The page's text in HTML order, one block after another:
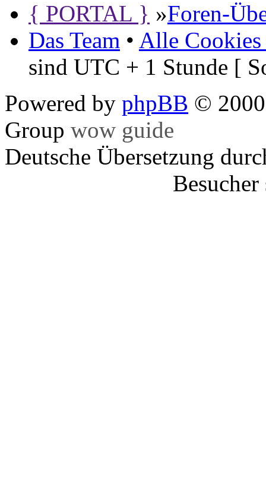
{ PORTAL } »Foren-
Das Team • Alle Cookies
sind UTC + 1 Stunde [
Powered by phpBB ©
Group wow guide
Deutsche Übersetzung